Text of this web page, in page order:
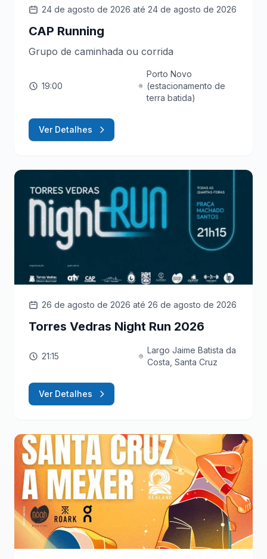
24 de agosto de 2026 até 24 de agosto de 2026
CAP Running
Grupo de caminhada ou corrida
19:00
Porto Novo
(estacionamento de
terra batida)
Ver Detalhes
26 de agosto de 2026 até 26 de agosto de 2026
Torres Vedras Night Run 2026
21:15
Largo Jaime Batista da
Costa, Santa Cruz
Ver Detalhes